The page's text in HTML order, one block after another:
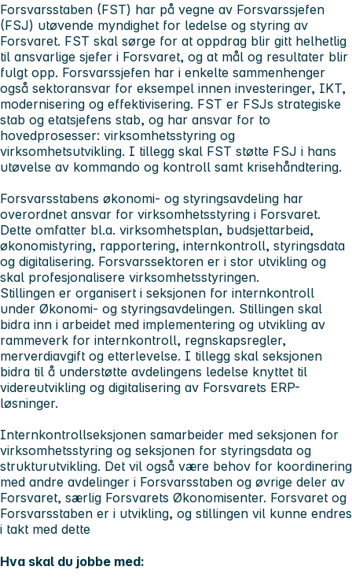
Forsvarsstaben (FST) har på vegne av Forsvarssjefen
(FSJ) utøvende myndighet for ledelse og styring av
Forsvaret. FST skal sørge for at oppdrag blir gitt helhetlig
til ansvarlige sjefer i Forsvaret, og at mål og resultater blir
fulgt opp. Forsvarssjefen har i enkelte sammenhenger
også sektoransvar for eksempel innen investeringer, IKT,
modernisering og effektivisering. FST er FSJs strategiske
stab og etatsjefens stab, og har ansvar for to
hovedprosesser: virksomhetsstyring og
virksomhetsutvikling. I tillegg skal FST støtte FSJ i hans
utøvelse av kommando og kontroll samt krisehåndtering.
Forsvarsstabens økonomi- og styringsavdeling har
overordnet ansvar for virksomhetsstyring i Forsvaret.
Dette omfatter bl.a. virksomhetsplan, budsjettarbeid,
økonomistyring, rapportering, internkontroll, styringsdata
og digitalisering. Forsvarssektoren er i stor utvikling og
skal profesjonalisere virksomhetsstyringen.
Stillingen er organisert i seksjonen for internkontroll
under Økonomi- og styringsavdelingen. Stillingen skal
bidra inn i arbeidet med implementering og utvikling av
rammeverk for internkontroll, regnskapsregler,
merverdiavgift og etterlevelse. I tillegg skal seksjonen
bidra til å understøtte avdelingens ledelse knyttet til
videreutvikling og digitalisering av Forsvarets ERP-
løsninger.
Internkontrollseksjonen samarbeider med seksjonen for
virksomhetsstyring og seksjonen for styringsdata og
strukturutvikling. Det vil også være behov for koordinering
med andre avdelinger i Forsvarsstaben og øvrige deler av
Forsvaret, særlig Forsvarets Økonomisenter. Forsvaret og
Forsvarsstaben er i utvikling, og stillingen vil kunne endres
i takt med dette
Hva skal du jobbe med: